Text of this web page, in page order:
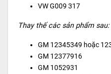
VW G009 317
Thay thế các sản phẩm sau:
GM 12345349 hoặc
GM 12377916
GM 1052931